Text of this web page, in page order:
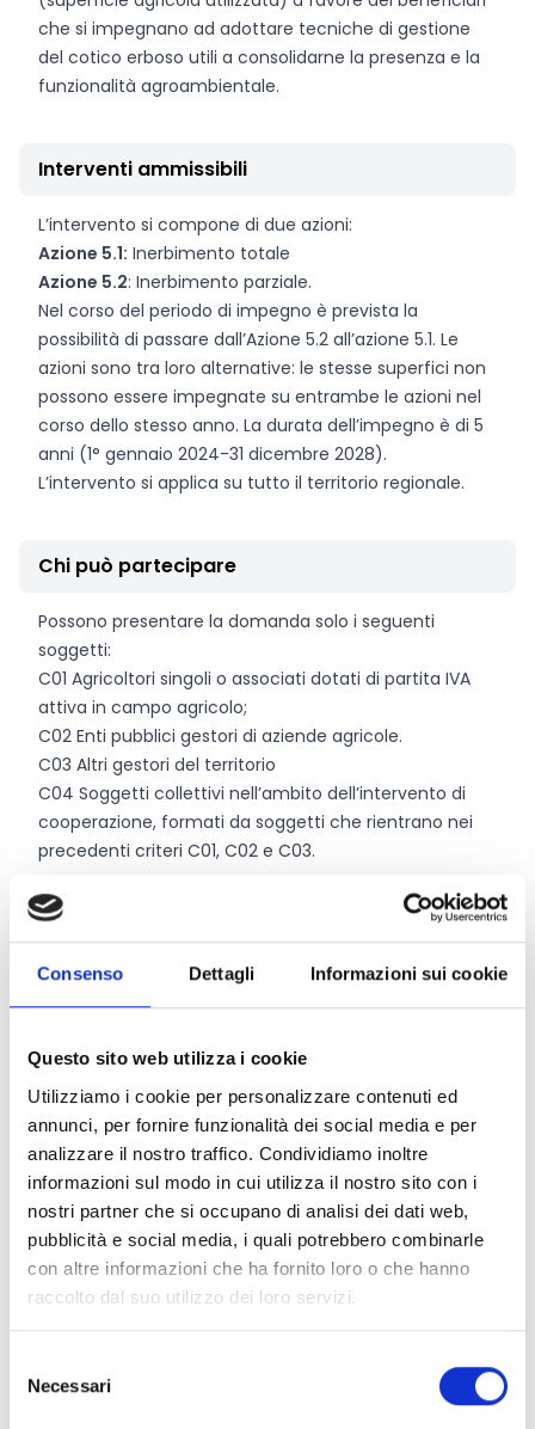
Consenso Dettagli Informazioni sui cookie
Questo sito web utilizza i cookie
Utilizziamo i cookie per personalizzare contenuti ed
annunci, per fornire funzionalità dei social media e per
analizzare il nostro traffico. Condividiamo inoltre
informazioni sul modo in cui utilizza il nostro sito con i
nostri partner che si occupano di analisi dei dati web,
pubblicità e social media, i quali potrebbero combinarle
con altre informazioni che ha fornito loro o che hanno
raccolto dal suo utilizzo dei loro servizi.
delNecessari
che si impegnano ad adottare tecniche di gestione
del cotico erboso utili a consolidarne la presenza e la
funzionalità agroambientale.
Interventi ammissibili
L’intervento si compone di due azioni:
Azione 5.1: Inerbimento totale
Azione 5.2: Inerbimento parziale.
Nel corso del periodo di impegno è prevista la
possibilità di passare dall’Azione 5.2 all’azione 5.1. Le
azioni sono tra loro alternative: le stesse superfici non
possono essere impegnate su entrambe le azioni nel
corso dello stesso anno. La durata dell’impegno è di 5
anni (1° gennaio 2024-31 dicembre 2028).
L’intervento si applica su tutto il territorio regionale.
Chi può partecipare
Possono presentare la domanda solo i seguenti
soggetti:
C01 Agricoltori singoli o associati dotati di partita IVA
attiva in campo agricolo;
C02 Enti pubblici gestori di aziende agricole.
C03 Altri gestori del territorio
C04 Soggetti collettivi nell’ambito dell’intervento di
cooperazione, formati da soggetti che rientrano nei
precedenti criteri C01, C02 e C03.
La dotazione finanziaria complessiva ammonta a
Entità del sostegno:
Azione 5.1:
Azione 5.2:Inerbimento parziale: €573,50/ha
Non sono concessi premi o contributi per importi
inferiori a 300 Europer le domande presentate
sull’intervento.
È prevista la possibilità̀ di applicare principi di
degressività nel caso in cui le risorse risultassero
insufficienti a soddisfare tutte le richieste ammissibili
pervenute (Cfr. art. 10, pag. 16 del bando).
Link e Documenti